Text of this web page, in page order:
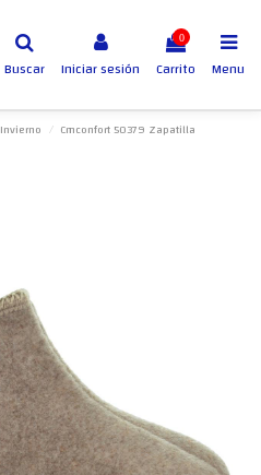
Buscar Iniciar sesión
0
Carrito Menu
Invierno
Cmconfort 50379 Zapatilla